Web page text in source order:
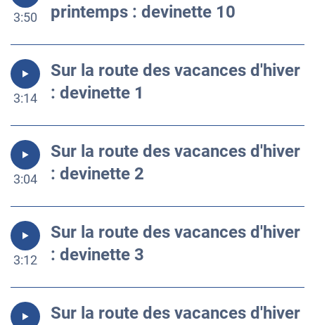
3:50
printemps : devinette 10
3:14
Sur la route des vacances d'hiver
: devinette 1
3:04
Sur la route des vacances d'hiver
: devinette 2
3:12
Sur la route des vacances d'hiver
: devinette 3
Sur la route des vacances d'hiver